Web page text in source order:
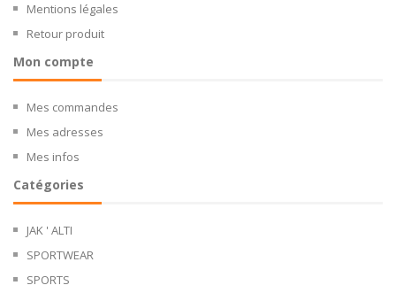
Mentions légales
Retour produit
Mon compte
Mes commandes
Mes adresses
Mes infos
Catégories
JAK ' ALTI
SPORTWEAR
SPORTS